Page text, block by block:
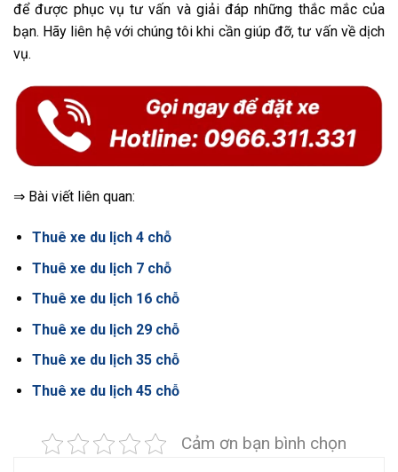
để được phục vụ tư vấn và giải đáp những thắc mắc của
bạn. Hãy liên hệ với chúng tôi khi cần giúp đỡ, tư vấn về dịch
vụ.
⇒ Bài viết liên quan:
Thuê xe du lịch 4 chỗ
Thuê xe du lịch 7 chỗ
Thuê xe du lịch 16 chỗ
Thuê xe du lịch 29 chỗ
Thuê xe du lịch 35 chỗ
Thuê xe du lịch 45 chỗ
Cảm ơn bạn bình chọn